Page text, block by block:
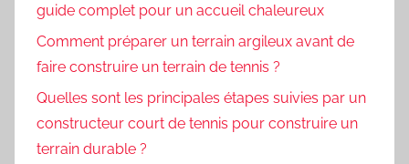
guide complet pour un accueil chaleureux
Comment préparer un terrain argileux avant de
faire construire un terrain de tennis ?
Quelles sont les principales étapes suivies par un
constructeur court de tennis pour construire un
terrain durable ?